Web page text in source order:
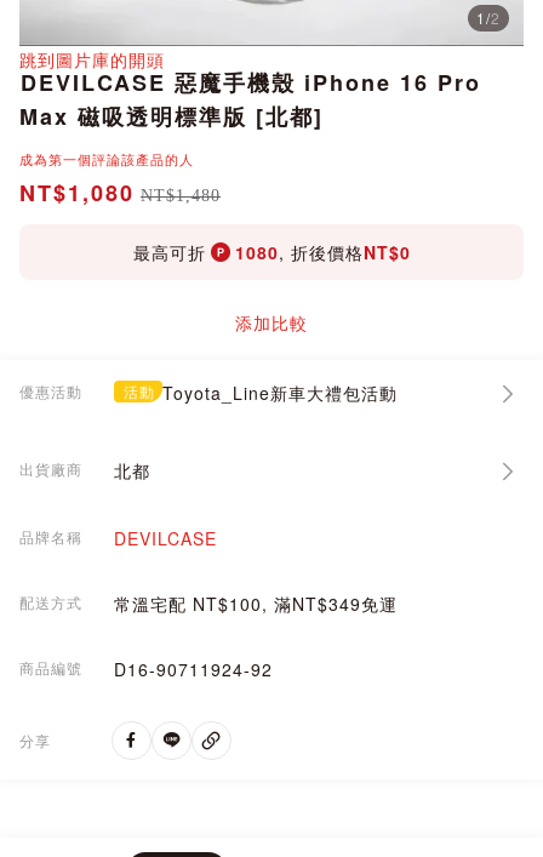
1/2
跳到圖片庫的開頭
分享
DEVILCASE 惡魔手機殼 iPhone 16 Pro
Max 磁吸透明標準版 [北都]
成為第一個評論該產品的人
NT$1,080 NT$1,480
最高可折 1080, 折後價格NT$0
添加比較
優惠活動 活動 Toyota_Line新車大禮包活動
出貨廠商 北都
品牌名稱 DEVILCASE
配送方式 常溫宅配 NT$100, 滿NT$349免運
商品編號 D16-90711924-92
分享